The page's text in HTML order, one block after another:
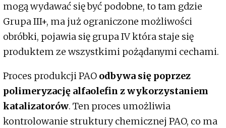
mogą wydawać się być podobne, to tam gdzie
Grupa III+, ma już ograniczone możliwości
obróbki, pojawia się grupa IV która staje się
produktem ze wszystkimi pożądanymi cechami.
Proces produkcji PAO odbywa się poprzez
polimeryzację alfaolefin z wykorzystaniem
katalizatorów. Ten proces umożliwia
kontrolowanie struktury chemicznej PAO, co ma